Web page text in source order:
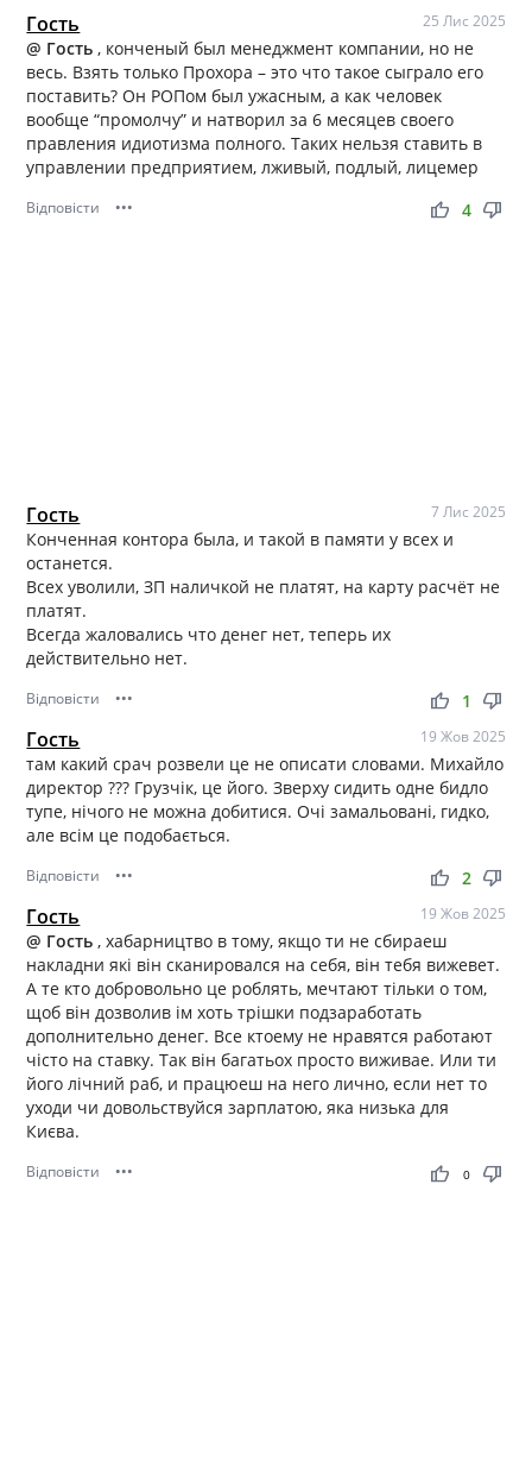
Гость 25 Лис 2025
@ Гость , конченый был менеджмент компании, но не
весь. Взять только Прохора – это что такое сыграло его
поставить? Он РОПом был ужасным, а как человек
вообще “промолчу” и натворил за 6 месяцев своего
правления идиотизма полного. Таких нельзя ставить в
управлении предприятием, лживый, подлый, лицемер
Відповісти ••• thumb_up thumb_down
4
Гость 7 Лис 2025
Конченная контора была, и такой в памяти у всех и
останется.
Всех уволили, ЗП наличкой не платят, на карту расчёт не
платят.
Всегда жаловались что денег нет, теперь их
действительно нет.
Відповісти ••• thumb_up thumb_down
1
Гость 19 Жов 2025
там какий срач розвели це не описати словами. Михайло
директор ??? Грузчік, це його. Зверху сидить одне бидло
тупе, нічого не можна добитися. Очі замальовані, гидко,
але всім це подобається.
Відповісти ••• thumb_up thumb_down
2
Гость 19 Жов 2025
@ Гость , хабарництво в тому, якщо ти не сбираеш
накладни які він сканировался на себя, він тебя вижевет.
А те кто добровольно це роблять, мечтают тільки о том,
щоб він дозволив ім хоть трішки подзаработать
дополнительно денег. Все ктоему не нравятся работают
чісто на ставку. Так він багатьох просто виживае. Или ти
його лічний раб, и працюеш на него лично, если нет то
уходи чи довольствуйся зарплатою, яка низька для
Києва.
Відповісти ••• thumb_up thumb_down
0